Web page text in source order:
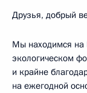
Друзья, добрый
Мы находимся на
экологическом
и крайне
на ежегодной